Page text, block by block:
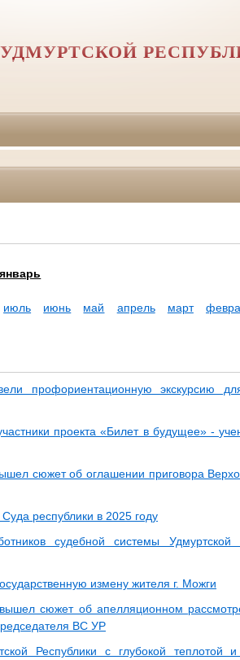
январь
июль июнь май апрель март
профориентационную экскурсию
проекта «Билет в будущее» -
сюжет об оглашении приговора
республики в 2025 году
судебной системы Удмуртской
измену жителя г. Можги
сюжет об апелляционном
ВС УР
Республики с глубокой теплотой